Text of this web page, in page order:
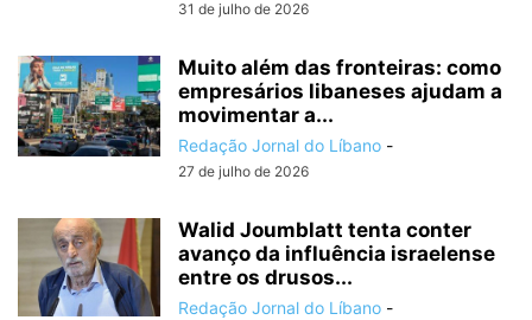
31 de julho de 2026
Muito além das fronteiras: como
empresários libaneses ajudam a
movimentar a...
Redação Jornal do Líbano -
27 de julho de 2026
Walid Joumblatt tenta conter
avanço da influência israelense
entre os drusos...
Redação Jornal do Líbano -